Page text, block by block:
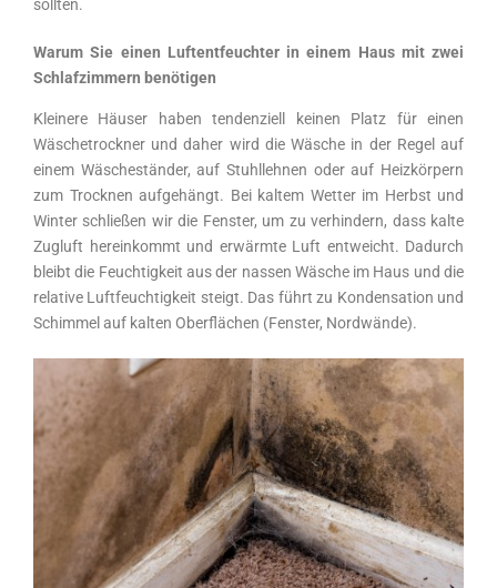
sollten.
Warum Sie einen Luftentfeuchter in einem Haus mit zwei
Schlafzimmern benötigen
Kleinere Häuser haben tendenziell keinen Platz für einen
Wäschetrockner und daher wird die Wäsche in der Regel auf
einem Wäscheständer, auf Stuhllehnen oder auf Heizkörpern
zum Trocknen aufgehängt. Bei kaltem Wetter im Herbst und
Winter schließen wir die Fenster, um zu verhindern, dass kalte
Zugluft hereinkommt und erwärmte Luft entweicht. Dadurch
bleibt die Feuchtigkeit aus der nassen Wäsche im Haus und die
relative Luftfeuchtigkeit steigt. Das führt zu Kondensation und
Schimmel auf kalten Oberflächen (Fenster, Nordwände).